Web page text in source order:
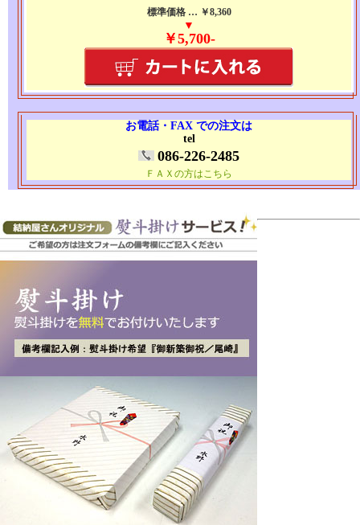
標準価格 … ￥8,360
▼
￥5,700-
お電話・FAX での注文は
tel
086-226-2485
ＦＡＸの方はこちら